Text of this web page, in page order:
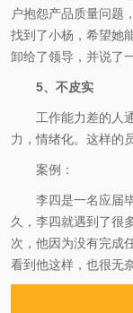
户抱怨产品质量问题
找到了小杨，希望她
卸给了领导，并说了
5、不皮实
工作能力差的人
力，情绪化。这样的
案例：
李四是一名应届
久，李四就遇到了很
次，他因为没有完成
看到他这样，也很无